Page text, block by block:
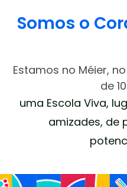
Somos o
Estamos no Méier,
de
uma Escola Viva,
amizades, de